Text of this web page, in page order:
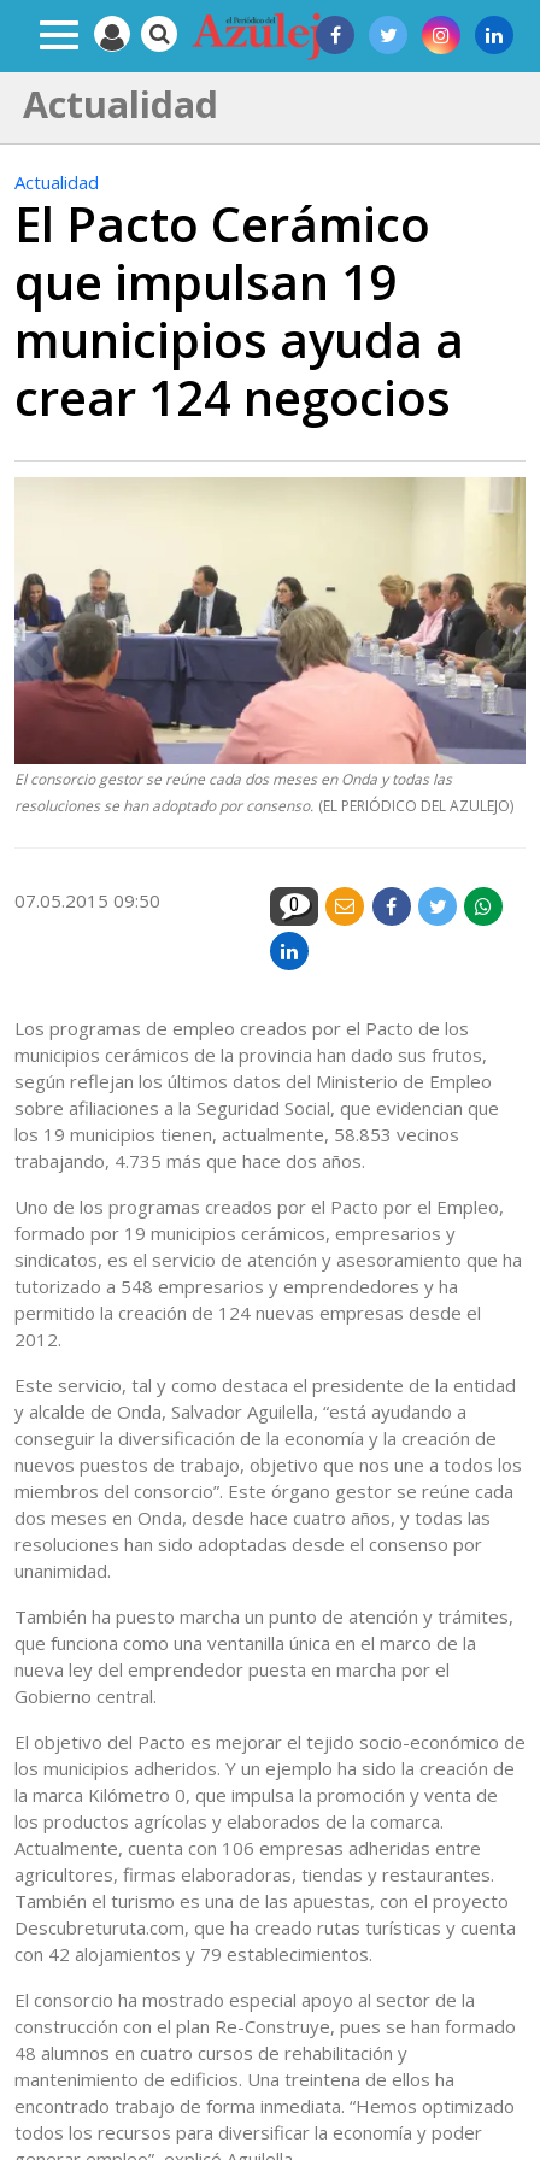
Actualidad
Actualidad
El Pacto Cerámico
que impulsan 19
municipios ayuda a
crear 124 negocios
El consorcio gestor se reúne cada dos meses en Onda y todas las
resoluciones se han adoptado por consenso. (EL PERIÓDICO DEL AZULEJO)
07.05.2015 09:50 0
Los programas de empleo creados por el Pacto de los
municipios cerámicos de la provincia han dado sus frutos,
según reflejan los últimos datos del Ministerio de Empleo
sobre afiliaciones a la Seguridad Social, que evidencian que
los 19 municipios tienen, actualmente, 58.853 vecinos
trabajando, 4.735 más que hace dos años.
Uno de los programas creados por el Pacto por el Empleo,
formado por 19 municipios cerámicos, empresarios y
sindicatos, es el servicio de atención y asesoramiento que ha
tutorizado a 548 empresarios y emprendedores y ha
permitido la creación de 124 nuevas empresas desde el
2012.
Este servicio, tal y como destaca el presidente de la entidad
y alcalde de Onda, Salvador Aguilella, “está ayudando a
conseguir la diversificación de la economía y la creación de
nuevos puestos de trabajo, objetivo que nos une a todos los
miembros del consorcio”. Este órgano gestor se reúne cada
dos meses en Onda, desde hace cuatro años, y todas las
resoluciones han sido adoptadas desde el consenso por
unanimidad.
También ha puesto marcha un punto de atención y trámites,
que funciona como una ventanilla única en el marco de la
nueva ley del emprendedor puesta en marcha por el
Gobierno central.
El objetivo del Pacto es mejorar el tejido socio-económico de
los municipios adheridos. Y un ejemplo ha sido la creación de
la marca Kilómetro 0, que impulsa la promoción y venta de
los productos agrícolas y elaborados de la comarca.
Actualmente, cuenta con 106 empresas adheridas entre
agricultores, firmas elaboradoras, tiendas y restaurantes.
También el turismo es una de las apuestas, con el proyecto
Descubreturuta.com, que ha creado rutas turísticas y cuenta
con 42 alojamientos y 79 establecimientos.
El consorcio ha mostrado especial apoyo al sector de la
construcción con el plan Re-Construye, pues se han formado
48 alumnos en cuatro cursos de rehabilitación y
mantenimiento de edificios. Una treintena de ellos ha
encontrado trabajo de forma inmediata. “Hemos optimizado
todos los recursos para diversificar la economía y poder